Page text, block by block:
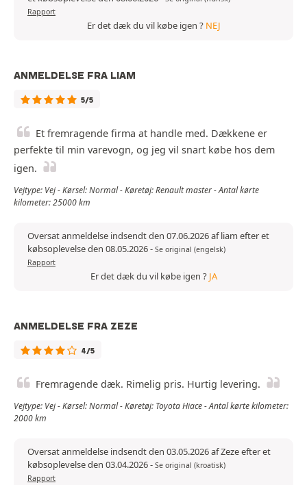
Rapport
Er det dæk du vil købe igen ? NEJ
ANMELDELSE FRA LIAM
5/5
Et fremragende firma at handle med. Dækkene er
perfekte til min varevogn, og jeg vil snart købe hos dem
igen.
Vejtype: Vej - Kørsel: Normal - Køretøj: Renault master - Antal kørte
kilometer: 25000 km
Oversat anmeldelse indsendt den 07.06.2026 af liam efter et
købsoplevelse den 08.05.2026- Se original (engelsk)
Rapport
Er det dæk du vil købe igen ? JA
ANMELDELSE FRA ZEZE
4/5
Fremragende dæk. Rimelig pris. Hurtig levering.
Vejtype: Vej - Kørsel: Normal - Køretøj: Toyota Hiace - Antal kørte kilometer:
2000 km
Oversat anmeldelse indsendt den 03.05.2026 af Zeze efter et
købsoplevelse den 03.04.2026- Se original (kroatisk)
Rapport